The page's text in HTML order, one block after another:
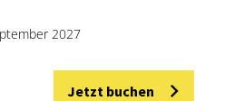
2027
Jetzt buchen